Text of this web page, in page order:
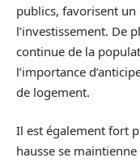
publics, favorisent
l’investissement. De
continue de la
l’importance
de logement.
Il est également fort
hausse se